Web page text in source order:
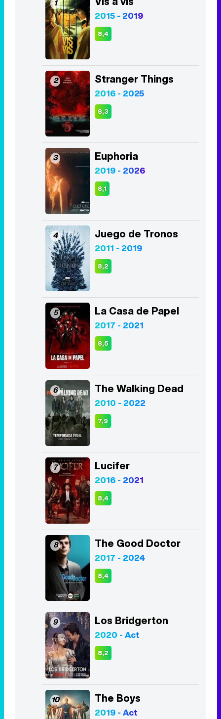
1
2015 - 2019
8,4
2 Stranger Things
2016 - 2025
8,3
3 Euphoria
2019 - 2026
8,1
4 Juego de Tronos
2011 - 2019
8,2
5 La Casa de Papel
2017 - 2021
8,5
6 The Walking Dead
2010 - 2022
7,9
7 Lucifer
2016 - 2021
8,4
8 The Good Doctor
2017 - 2024
8,4
9 Los Bridgerton
2020 - Act
8,2
10 The Boys
2019 - Act